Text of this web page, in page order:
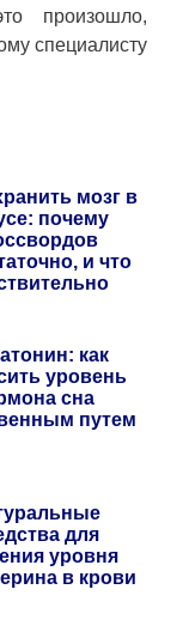
произошло,
специалисту
мозг в
почему
и что
как
уровень
сна
путем
для
уровня
в крови